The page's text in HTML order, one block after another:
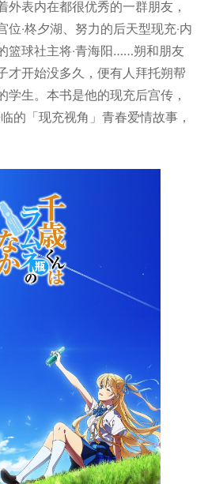
外表内在都很优秀的一群朋友，
‧柊夕湖、努力的后天型现充‧内
篮球社主将‧青海阳……朔和朋友
才开始没多久，便有人拜托朔帮
学生。本书是他的现充后宫传，
的「现充视角」青春爱情故事，